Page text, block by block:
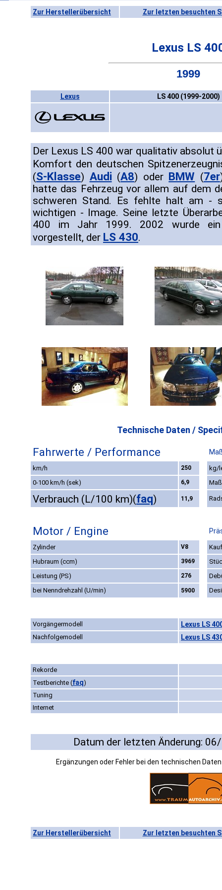
Zur Herstellerübersicht Zur letzten besuchten
Lexus LS
1999
Lexus LS 400 (1999-2000)
Der Lexus LS 400 war qualitativ absolut
Komfort den deutschen
(S-Klasse) Audi(A8) oder BMW (7er
hatte das Fehrzeug vor allem auf dem
schweren Stand. Es fehlte halt am -
wichtigen - Image. Seine letzte
400 im Jahr 1999. 2002 wurde
vorgestellt, der LS 430.
Technische Daten /
Fahrwerte / Performance
km/h 250
kg/
0-100 km/h (sek)
6,9
Verbrauch (L/100 km)(faq) 11,9
Motor / Engine
Zylinder V8
Hubraum (ccm)
3969
Leistung (PS)
276
bei Nenndrehzahl (U/min)
5900
Vorgängermodell Lexus LS
Nachfolgemodell Lexus LS
Rekorde
Testberichte (faq)
Tuning
Internet
Datum der letzten Änderung:
Ergänzungen oder Fehler bei den technischen
Zur Herstellerübersicht Zur letzten besuchten